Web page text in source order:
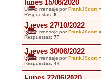
lunes 15/06/2020
Último mensaje porFrankJScott«
Respuestas: 6
Jueves 27/10/2022
Último mensaje porFrankJScott«
Respuestas: 77
Jueves 30/06/2022
Último mensaje porFrankJScott«
Respuestas: 44